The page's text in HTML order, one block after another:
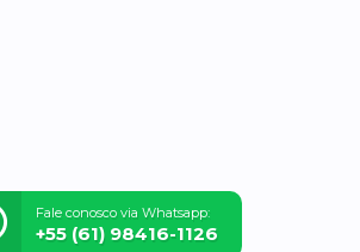
Fale conosco via Whatsapp:
+55 (61) 98416-1126